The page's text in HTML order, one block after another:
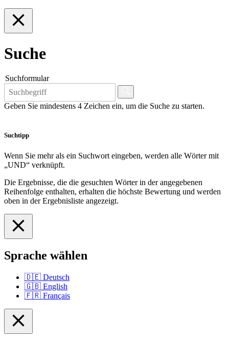
Suche
Suchformular
Geben Sie mindestens 4 Zeichen ein, um die Suche zu starten.
Suchtipp
Wenn Sie mehr als ein Suchwort eingeben, werden alle Wörter mit
„UND“ verknüpft.
Die Ergebnisse, die die gesuchten Wörter in der angegebenen
Reihenfolge enthalten, erhalten die höchste Bewertung und werden
oben in der Ergebnisliste angezeigt.
Sprache wählen
🇩🇪 Deutsch
🇬🇧 English
🇫🇷 Français